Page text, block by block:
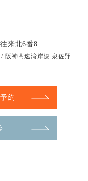
来北6番8
阪神高速湾岸線 泉佐野
約